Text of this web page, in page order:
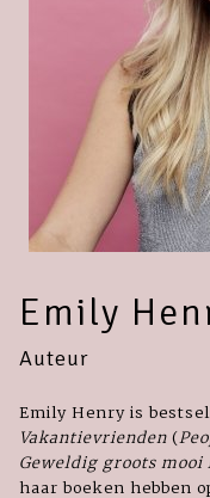
Emily
Auteur
Emily Henry is
Vakantievrienden (
Geweldig groots mooi
haar boe­ken hebben